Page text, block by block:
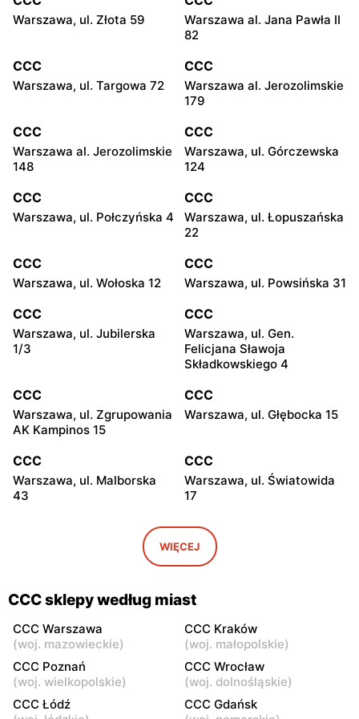
Warszawa, ul. Złota 59
Warszawa al. Jana Pawła II
82
CCC
Warszawa, ul. Targowa 72
CCC
Warszawa al. Jerozolimskie
179
CCC
Warszawa al. Jerozolimskie
148
CCC
Warszawa, ul. Górczewska
124
CCC
Warszawa, ul. Połczyńska 4
CCC
Warszawa, ul. Łopuszańska
22
CCC
Warszawa, ul. Wołoska 12
CCC
Warszawa, ul. Powsińska 31
CCC
Warszawa, ul. Jubilerska
1/3
CCC
Warszawa, ul. Gen.
Felicjana Sławoja
Składkowskiego 4
CCC
Warszawa, ul. Zgrupowania
AK Kampinos 15
CCC
Warszawa, ul. Głębocka 15
CCC
Warszawa, ul. Malborska
43
CCC
Warszawa, ul. Światowida
17
CCC
Warszawa, ul. Kazimierza
Szpotańskiego 4
CCC
Łomianki, ul. Brukowa 25
CCC
CCC
Pruszków, ul. Henryka
Sienkiewicza 19
CCC
Legionowo, ul. Jerzego
Siwińskiego 2
CCC CCC
WIĘCEJ
CCC sklepy według miast
CCC Warszawa
(woj. mazowieckie)
CCC Kraków
(woj. małopolskie)
CCC Poznań
(woj. wielkopolskie)
CCC Wrocław
(woj. dolnośląskie)
CCC Łódź
CCC Gdańsk